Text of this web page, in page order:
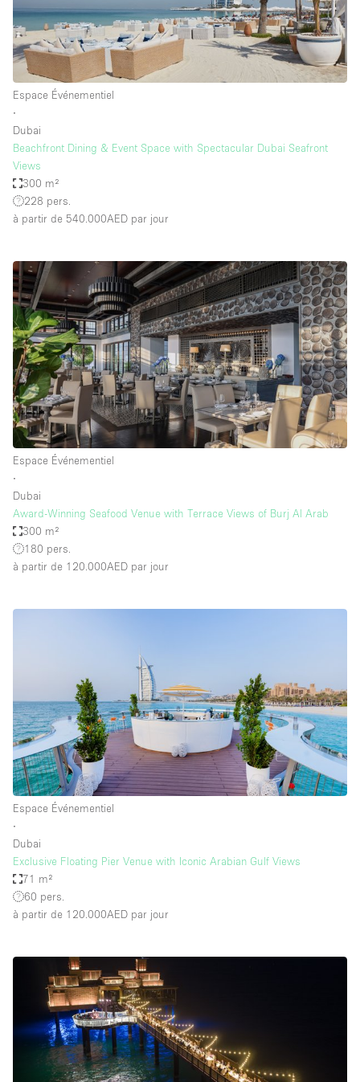
Espace Événementiel
∙
Dubai
Beachfront Dining & Event Space with Spectacular Dubai Seafront
Views
300 m²
228 pers.
à partir de 540.000AED par jour
Espace Événementiel
∙
Dubai
Award-Winning Seafood Venue with Terrace Views of Burj Al Arab
300 m²
180 pers.
à partir de 120.000AED par jour
Espace Événementiel
∙
Dubai
Exclusive Floating Pier Venue with Iconic Arabian Gulf Views
71 m²
60 pers.
à partir de 120.000AED par jour